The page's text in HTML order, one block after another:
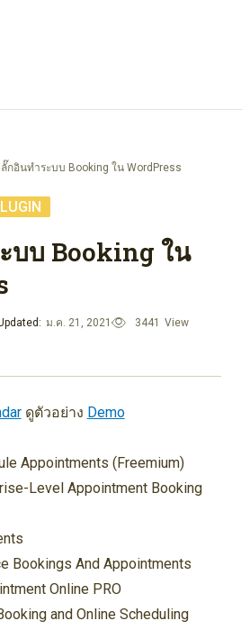
กอินทำระบบ Booking ใน WordPress
บบ Booking ใน
ม.ค. 21, 2021 3441
View
ดูตัวอย่าง Demo
Appointments (Freemium)
Level Appointment Booking
Bookings And Appointments
Online PRO
and Online Scheduling